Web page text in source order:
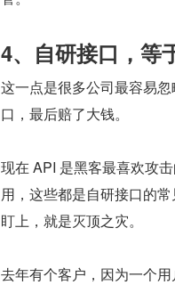
4、自研接口，等
这一点是很多公司最容易
口，最后赔了大钱。
现在 API 是黑客最喜欢攻
用，这些都是自研接口的
盯上，就是灭顶之灾。
去年有个客户，因为一个